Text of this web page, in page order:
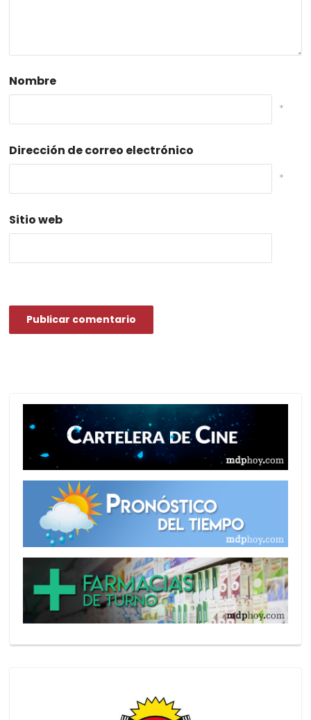
Nombre
*
Dirección de correo electrónico
*
Sitio web